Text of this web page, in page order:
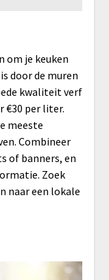
om je keuken
door de muren
kwaliteit verf
€30 per liter.
meeste
Combineer
of banners, en
Zoek
naar een lokale